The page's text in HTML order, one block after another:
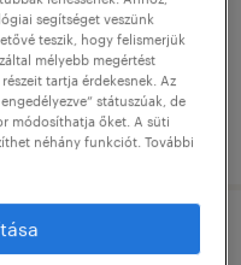
/ university
2026
(material
segítséget veszünk
teszik, hogy felismerjük
mélyebb megértést
tartja érdekesnek. Az
státuszúak, de
módosíthatja őket. A süti
néhány funkciót. További